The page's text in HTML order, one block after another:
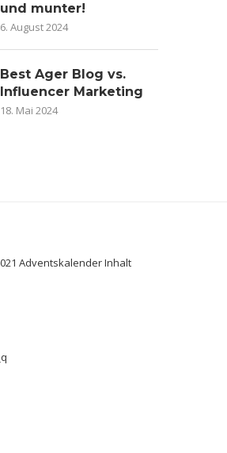
und munter!
6. August 2024
Best Ager Blog vs.
Influencer Marketing
18. Mai 2024